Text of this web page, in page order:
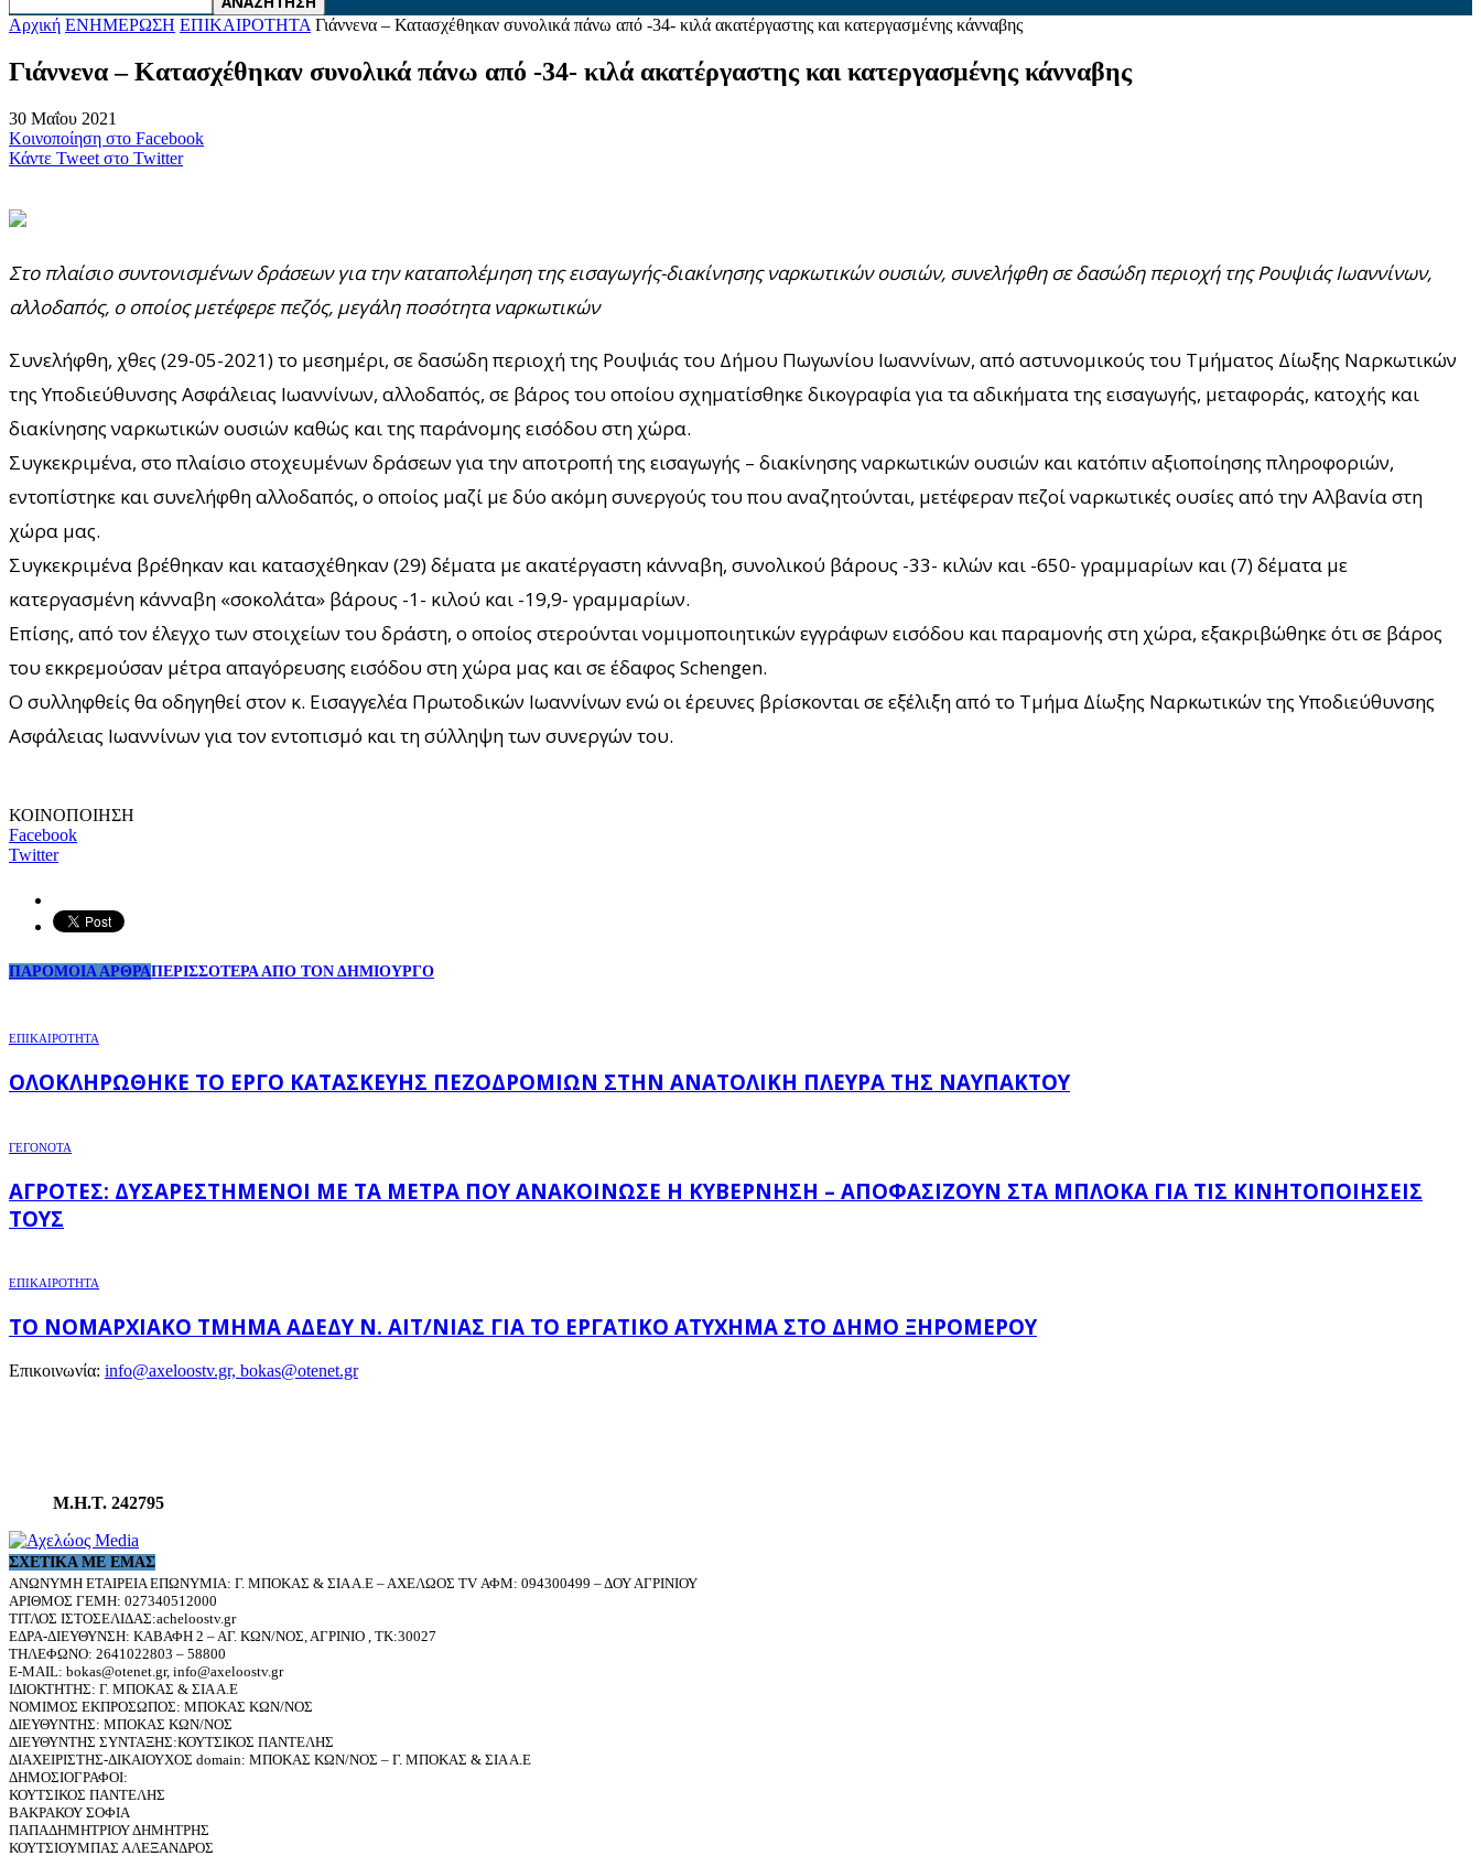
Αρχική ΕΝΗΜΕΡΩΣΗ ΕΠΙΚΑΙΡΟΤΗΤΑ Γιάννενα – Κατασχέθηκαν συνολικά πάνω από -34- κιλά ακατέργαστης και κατεργασμένης κάνναβης
Γιάννενα – Κατασχέθηκαν συνολικά πάνω από -34- κιλά ακατέργαστης και κατεργασμένης κάνναβης
30 Μαΐου 2021
Κοινοποίηση στο Facebook
Κάντε Tweet στο Twitter
Στο πλαίσιο συντονισμένων δράσεων για την καταπολέμηση της εισαγωγής-διακίνησης ναρκωτικών ουσιών, συνελήφθη σε δασώδη περιοχή της Ρουψιάς Ιωαννίνων,
αλλοδαπός, ο οποίος μετέφερε πεζός, μεγάλη ποσότητα ναρκωτικών
Συνελήφθη, χθες (29-05-2021) το μεσημέρι, σε δασώδη περιοχή της Ρουψιάς του Δήμου Πωγωνίου Ιωαννίνων, από αστυνομικούς του Τμήματος Δίωξης Ναρκωτικών
της Υποδιεύθυνσης Ασφάλειας Ιωαννίνων, αλλοδαπός, σε βάρος του οποίου σχηματίσθηκε δικογραφία για τα αδικήματα της εισαγωγής, μεταφοράς, κατοχής και
διακίνησης ναρκωτικών ουσιών καθώς και της παράνομης εισόδου στη χώρα.
Συγκεκριμένα, στο πλαίσιο στοχευμένων δράσεων για την αποτροπή της εισαγωγής – διακίνησης ναρκωτικών ουσιών και κατόπιν αξιοποίησης πληροφοριών,
εντοπίστηκε και συνελήφθη αλλοδαπός, ο οποίος μαζί με δύο ακόμη συνεργούς του που αναζητούνται, μετέφεραν πεζοί ναρκωτικές ουσίες από την Αλβανία στη
χώρα μας.
Συγκεκριμένα βρέθηκαν και κατασχέθηκαν (29) δέματα με ακατέργαστη κάνναβη, συνολικού βάρους -33- κιλών και -650- γραμμαρίων και (7) δέματα με
κατεργασμένη κάνναβη «σοκολάτα» βάρους -1- κιλού και -19,9- γραμμαρίων.
Επίσης, από τον έλεγχο των στοιχείων του δράστη, ο οποίος στερούνται νομιμοποιητικών εγγράφων εισόδου και παραμονής στη χώρα, εξακριβώθηκε ότι σε βάρος
του εκκρεμούσαν μέτρα απαγόρευσης εισόδου στη χώρα μας και σε έδαφος Schengen.
Ο συλληφθείς θα οδηγηθεί στον κ. Εισαγγελέα Πρωτοδικών Ιωαννίνων ενώ οι έρευνες βρίσκονται σε εξέλιξη από το Τμήμα Δίωξης Ναρκωτικών της Υποδιεύθυνσης
Ασφάλειας Ιωαννίνων για τον εντοπισμό και τη σύλληψη των συνεργών του.
ΚΟΙΝΟΠΟΙΗΣΗ
Facebook
Twitter
ΠΑΡΟΜΟΙΑ ΑΡΘΡΑΠΕΡΙΣΣΟΤΕΡΑ ΑΠΟ ΤΟΝ ΔΗΜΙΟΥΡΓΟ
ΕΠΙΚΑΙΡΟΤΗΤΑ
ΟΛΟΚΛΗΡΏΘΗΚΕ ΤΟ ΈΡΓΟ ΚΑΤΑΣΚΕΥΉΣ ΠΕΖΟΔΡΟΜΊΩΝ ΣΤΗΝ ΑΝΑΤΟΛΙΚΉ ΠΛΕΥΡΆ ΤΗΣ ΝΑΥΠΆΚΤΟΥ
ΓΕΓΟΝΟΤΑ
ΑΓΡΌΤΕΣ: ΔΥΣΑΡΕΣΤΗΜΈΝΟΙ ΜΕ ΤΑ ΜΈΤΡΑ ΠΟΥ ΑΝΑΚΟΊΝΩΣΕ Η ΚΥΒΈΡΝΗΣΗ – ΑΠΟΦΑΣΊΖΟΥΝ ΣΤΑ ΜΠΛΌΚΑ ΓΙΑ ΤΙΣ ΚΙΝΗΤΟΠΟΙΉΣΕΙΣ
ΤΟΥΣ
ΕΠΙΚΑΙΡΟΤΗΤΑ
ΤΟ ΝΟΜΑΡΧΙΑΚΌ ΤΜΉΜΑ ΑΔΕΔΥ Ν. ΑΙΤ/ΝΊΑΣ ΓΙΑ ΤΟ ΕΡΓΑΤΙΚΌ ΑΤΎΧΗΜΑ ΣΤΟ ΔΉΜΟ ΞΗΡΟΜΈΡΟΥ
Επικοινωνία: info@axeloostv.gr, bokas@otenet.gr
Μ.Η.Τ. 242795
ΣΧΕΤΙΚΆ ΜΕ ΕΜΆΣ
ΑΝΩΝΥΜΗ ΕΤΑΙΡΕΙΑ ΕΠΩΝΥΜΙΑ: Γ. ΜΠΟΚΑΣ & ΣΙΑ Α.Ε – ΑΧΕΛΩΟΣ TV ΑΦΜ: 094300499 – ΔΟΥ ΑΓΡΙΝΙΟΥ
ΑΡΙΘΜΟΣ ΓΕΜΗ: 027340512000
ΤΙΤΛΟΣ ΙΣΤΟΣΕΛΙΔΑΣ:acheloostv.gr
ΕΔΡΑ-ΔΙΕΥΘΥΝΣΗ: ΚΑΒΑΦΗ 2 – ΑΓ. ΚΩΝ/ΝΟΣ, ΑΓΡΙΝΙΟ , ΤΚ:30027
ΤΗΛΕΦΩΝΟ: 2641022803 – 58800
E-MAIL: bokas@otenet.gr, info@axeloostv.gr
ΙΔΙΟΚΤΗΤΗΣ: Γ. ΜΠΟΚΑΣ & ΣΙΑ Α.Ε
ΝΟΜΙΜΟΣ ΕΚΠΡΟΣΩΠΟΣ: ΜΠΟΚΑΣ ΚΩΝ/ΝΟΣ
ΔΙΕΥΘΥΝΤΗΣ: ΜΠΟΚΑΣ ΚΩΝ/ΝΟΣ
ΔΙΕΥΘΥΝΤΗΣ ΣΥΝΤΑΞΗΣ:ΚΟΥΤΣΙΚΟΣ ΠΑΝΤΕΛΗΣ
ΔΙΑΧΕΙΡΙΣΤΗΣ-ΔΙΚΑΙΟΥΧΟΣ domain: ΜΠΟΚΑΣ ΚΩΝ/ΝΟΣ – Γ. ΜΠΟΚΑΣ & ΣΙΑ Α.Ε
ΔΗΜΟΣΙΟΓΡΑΦΟΙ:
ΚΟΥΤΣΙΚΟΣ ΠΑΝΤΕΛΗΣ
ΒΑΚΡΑΚΟΥ ΣΟΦΙΑ
ΠΑΠΑΔΗΜΗΤΡΙΟΥ ΔΗΜΗΤΡΗΣ
ΚΟΥΤΣΙΟΥΜΠΑΣ ΑΛΕΞΑΝΔΡΟΣ